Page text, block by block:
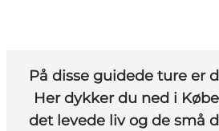
På disse guidede ture er
Her dykker du ned i
det levede liv og de små